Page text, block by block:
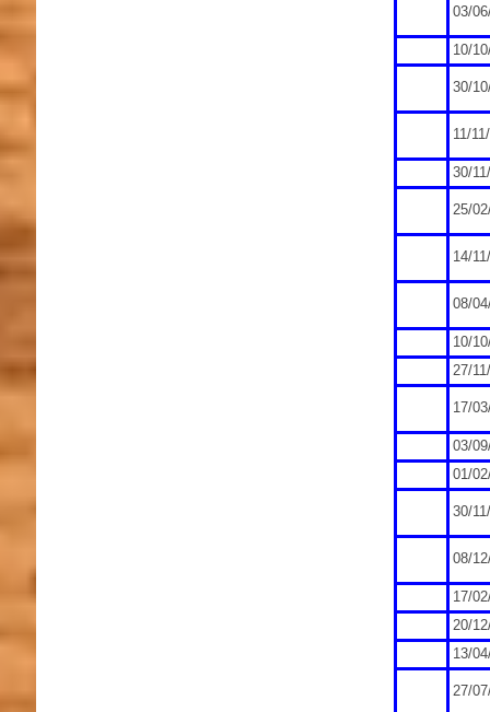
03/
10/
30/
11/
30/
25/
14/
08/
10/
27/
17/
03/
01/
30/
08/
17/
20/
13/
27/